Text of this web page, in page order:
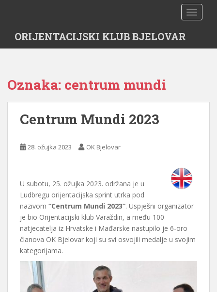
t
ORIJENTACIJSKI KLUB BJELOVAR
Oznaka: centrum mundi
Centrum Mundi 2023
28. ožujka 2023 OK Bjelovar
U subotu, 25. ožujka 2023. održana je u
Ludbregu orijentacijska sprint utrka pod
nazivom “Centrum Mundi 2023”. Uspješni organizator
je bio Orijentacijski klub Varaždin, a među 100
natjecatelja iz Hrvatske i Mađarske nastupilo je 6-oro
članova OK Bjelovar koji su svi osvojili medalje u svojim
kategorijama.